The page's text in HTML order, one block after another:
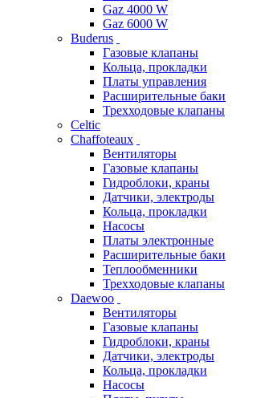
Gaz 4000 W
Gaz 6000 W
Buderus
Газовые клапаны
Кольца, прокладки
Платы управления
Расширительные баки
Трехходовые клапаны
Celtic
Chaffoteaux
Вентиляторы
Газовые клапаны
Гидроблоки, краны
Датчики, электроды
Кольца, прокладки
Насосы
Платы электронные
Расширительные баки
Теплообменники
Трехходовые клапаны
Daewoo
Вентиляторы
Газовые клапаны
Гидроблоки, краны
Датчики, электроды
Кольца, прокладки
Насосы